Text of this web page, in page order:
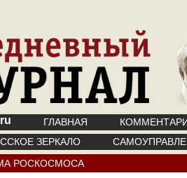
ГЛАВНАЯ
ЗЕРКАЛО
РОСКОСМОСА